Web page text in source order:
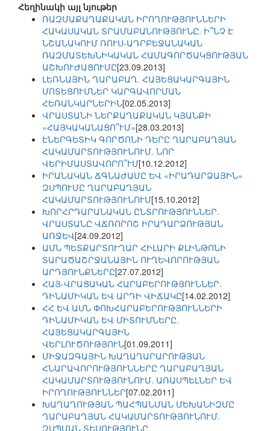
Հեղինակի այլ նյութեր
ՌԱԶՄԱՔԱՂԱՔԱԿԱՆ ԻՐՈՂՈՒԹՅՈՒՆՆԵՐԻ
ՀԱԿԱՍԱԿԱՆ ՏՐԱՄԱԲԱՆՈՒԹՅՈՒՆԸ. Ի՞ՆՉ Է
ՆՇԱՆԱԿՈՒՄ ՌՈՒՍ-ԱԴՐԲԵՋԱՆԱԿԱՆ
ՌԱԶՄԱՏԵԽՆԻԿԱԿԱՆ ՀԱՄԱԳՈՐԾԱԿՑՈՒԹՅԱՆ
ԱՇԽՈՒԺԱՑՈՒՄԸ[23.09.2013]
ԼԵՌՆԱՅԻՆ ՂԱՐԱԲԱՂ. ՀԱՅԵՑԱԿԱՐԳԱՅԻՆ
ՄՈՏԵՑՈՒՄՆԵՐ ԿԱՐԳԱՎՈՐՄԱՆ
ՀԵՌԱՆԿԱՐՆԵՐԻՆ[02.05.2013]
ՎՐԱՍՏԱՆԻ ՆԵՐՔԱՂԱՔԱԿԱՆ ԿՅԱՆՔԻ
«ՀԱՅԿԱԿԱՆԱՑՈ՞ՒՄ»[28.03.2013]
ԷՆԵՐԳԵՏԻԿ ԳՈՐԾՈՆԻ ԴԵՐԸ ՂԱՐԱԲԱՂՅԱՆ
ՀԱԿԱՄԱՐՏՈՒԹՅՈՒՆՈՒՄ. ՆՈՐ
ՎԵՐԻՄԱՍՏԱՎՈՐՈ՞ՒՄ[10.12.2012]
ԻՐԱՆԱԿԱՆ ՃԳՆԱԺԱՄԸ ԵՎ «ԻՐԱԴԱՐՁԱՅԻՆ»
ԶՍՊՈՒՄԸ ՂԱՐԱԲԱՂՅԱՆ
ՀԱԿԱՄԱՐՏՈՒԹՅՈՒՆՈՒՄ[15.10.2012]
ԽՈՐՀՐԴԱՐԱՆԱԿԱՆ ԸՆՏՐՈՒԹՅՈՒՆՆԵՐ.
ՎՐԱՍՏԱՆԸ ՎՃՌՈՐՈՇ ԻՐԱԴԱՐՁՈՒԹՅԱՆ
ԱՌՋԵՎ[24.09.2012]
ԱՄՆ ՊԵՏՔԱՐՏՈՒՂԱՐ ՀԻԼԱՐԻ ՔԼԻՆԹՈՆԻ
ՏԱՐԱԾԱՇՐՋԱՆԱՅԻՆ ՈՒՂԵՎՈՐՈՒԹՅԱՆ
ԱՐԴՅՈՒՆՔՆԵՐԸ[27.07.2012]
ՀԱՅ-ՎՐԱՑԱԿԱՆ ՀԱՐԱԲԵՐՈՒԹՅՈՒՆՆԵՐ.
ԴԻՆԱՄԻԿԱՆ ԵՎ ԱՐԴԻ ՎԻՃԱԿԸ[14.02.2012]
ՀՀ ԵՎ ԱՄՆ ՓՈԽՀԱՐԱԲԵՐՈՒԹՅՈՒՆՆԵՐԻ
ԴԻՆԱՄԻԿԱՆ ԵՎ ՄԻՏՈՒՄՆԵՐԸ.
ՀԱՅԵՑԱԿԱՐԳԱՅԻՆ
ՎԵՐԼՈՒԾՈՒԹՅՈՒՆ[01.09.2011]
ՄԻՋԱԶԳԱՅԻՆ ԽԱՂԱՂԱՐԱՐՈՒԹՅԱՆ
ՀՆԱՐԱՎՈՐՈՒԹՅՈՒՆՆԵՐԸ ՂԱՐԱԲԱՂՅԱՆ
ՀԱԿԱՄԱՐՏՈՒԹՅՈՒՆՈՒՄ. ԱՌԱՍՊԵԼՆԵՐ ԵՎ
ԻՐՈՂՈՒԹՅՈՒՆՆԵՐ[07.02.2011]
ԽԱՂԱՂՈՒԹՅԱՆ ՊԱՀՊԱՆՄԱՆ ՄԵԽԱՆԻԶՄԸ
ՂԱՐԱԲԱՂՅԱՆ ՀԱԿԱՄԱՐՏՈՒԹՅՈՒՆՈՒՄ.
ԶՍՊՄԱՆ ՏԵՍՈՒԹՅՈՒՆԸ